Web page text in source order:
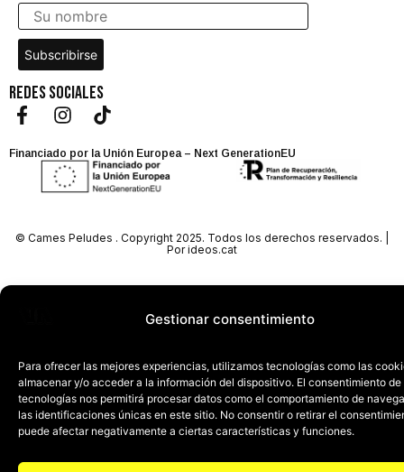
Gestionar consentimiento
Para ofrecer las mejores experiencias, utilizamos tecnologías como las
almacenar y/o acceder a la información del dispositivo. El consentimiento de
tecnologías nos permitirá procesar datos como el comportamiento de
las identificaciones únicas en este sitio. No consentir o retirar el
puede afectar negativamente a ciertas características y funciones.
REDES SOCIALES
Financiado por la Unión Europea – Next GenerationEU
© Cames Peludes . Copyright 2025. Todos los derechos reservados. |
Porideos.cat